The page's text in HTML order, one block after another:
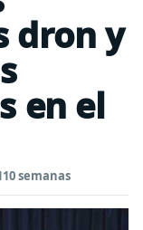
dron y
en el
semanas